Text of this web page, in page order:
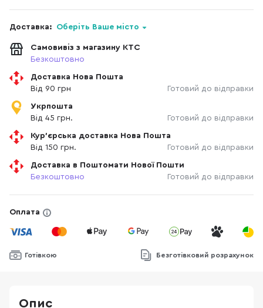
Доставка: Оберіть Ваше місто
Самовивіз з магазину КТС
Безкоштовно
Доставка Нова Пошта
Від 90 грн
Готовий до відправки
Укрпошта
Від 45 грн.
Готовий до відправки
Кур'єрська доставка Нова Пошта
Від 150 грн.
Готовий до відправки
Доставка в Поштомати Нової Пошти
Безкоштовно
Готовий до відправки
Оплата
Готівкою Безготівковий розрахунок
Опис